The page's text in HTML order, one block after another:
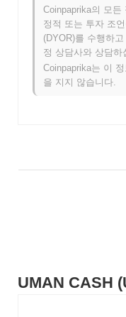
UMAN CASH
UMAN CASH는
떤 성과를 내고 있
지난 7일 동안 UMAN
기록한 전체 암호화
멘텀과 비교하여
니다.
Coinpaprika의 모든
정적 또는 투자 조
(DYOR)를 수행하
정 상담사와 상담하
Coinpaprika는 이
을 지지 않습니다.